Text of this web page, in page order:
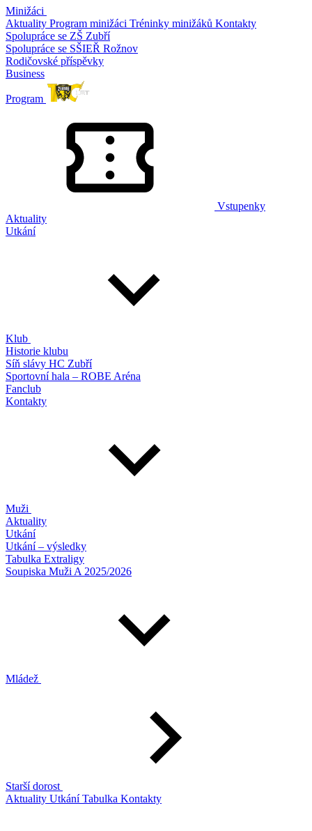
Minižáci
Aktuality Program minižáci Tréninky minižáků Kontakty
Spolupráce se ZŠ Zubří
Spolupráce se SŠIEŘ Rožnov
Rodičovské příspěvky
Business
Program
Vstupenky
Aktuality
Utkání
Klub
Historie klubu
Síň slávy HC Zubří
Sportovní hala – ROBE Aréna
Fanclub
Kontakty
Muži
Aktuality
Utkání
Utkání – výsledky
Tabulka Extraligy
Soupiska Muži A 2025/2026
Mládež
Starší dorost
Aktuality UtkáníTabulka Kontakty